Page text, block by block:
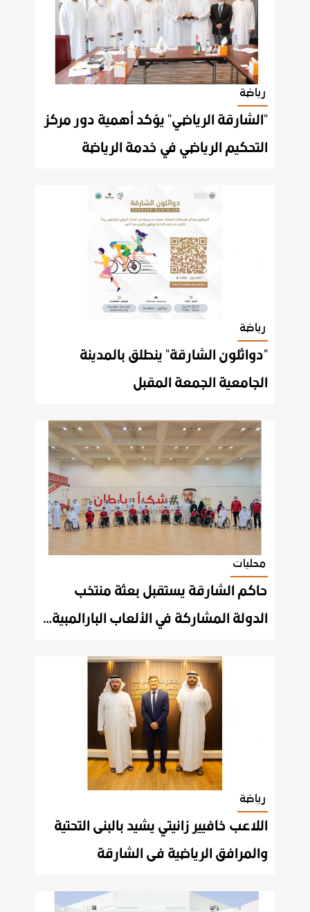
رياضة
"الشارقة الرياضي" يؤكد أهمية دور مركز
التحكيم الرياضي في خدمة الرياضة
رياضة
"دواثلون الشارقة" ينطلق بالمدينة
الجامعية الجمعة المقبل
محليات
حاكم الشارقة يستقبل بعثة منتخب
الدولة المشاركة في الألعاب البارالمبية بطوكيو
رياضة
اللاعب خافيير زانيتي يشيد بالبنى التحتية
والمرافق الرياضية فى الشارقة